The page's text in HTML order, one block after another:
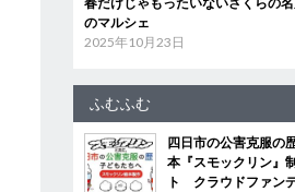
のマルシェ
2025年10月23日
ふむふむ
四日市の公害克服の
本『スモックリン』
ト クラウドファン